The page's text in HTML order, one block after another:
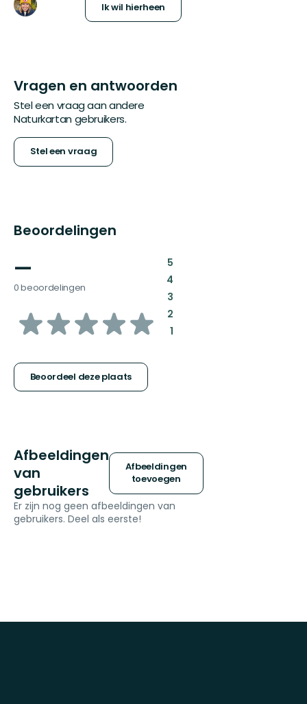
Ik wil hierheen
Vragen en antwoorden
Stel een vraag aan andere
Naturkartan gebruikers.
Stel een vraag
Beoordelingen
—
0 beoordelingen
van
sterren
Beoordeel deze plaats
5:
4:
3:
2:
1:
Afbeeldingen
van
gebruikers
Afbeeldingen
toevoegen
Er zijn nog geen afbeeldingen van
gebruikers. Deel als eerste!